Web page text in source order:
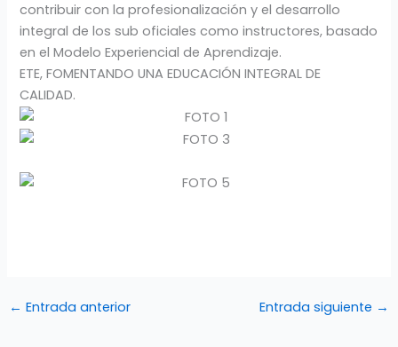
contribuir con la profesionalización y el desarrollo
integral de los sub oficiales como instructores, basado
en el Modelo Experiencial de Aprendizaje.
ETE, FOMENTANDO UNA EDUCACIÓN INTEGRAL DE
CALIDAD.
← Entrada anterior Entrada siguiente →